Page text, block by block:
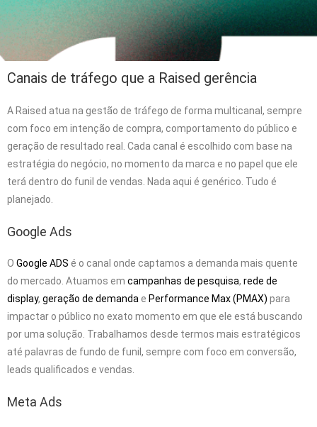
Canais de tráfego que a Raised gerência
A Raised atua na gestão de tráfego de forma multicanal, sempre
com foco em intenção de compra, comportamento do público e
geração de resultado real. Cada canal é escolhido com base na
estratégia do negócio, no momento da marca e no papel que ele
terá dentro do funil de vendas. Nada aqui é genérico. Tudo é
planejado.
Google Ads
O Google ADS é o canal onde captamos a demanda mais quente
do mercado. Atuamos em campanhas de pesquisa, rede de
display, geração de demanda e Performance Max (PMAX) para
impactar o público no exato momento em que ele está buscando
por uma solução. Trabalhamos desde termos mais estratégicos
até palavras de fundo de funil, sempre com foco em conversão,
leads qualificados e vendas.
Meta Ads